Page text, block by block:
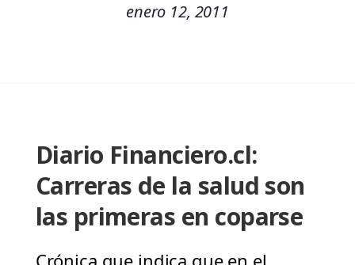
enero 12, 2011
Diario Financiero.cl:
Carreras de la salud son
las primeras en coparse